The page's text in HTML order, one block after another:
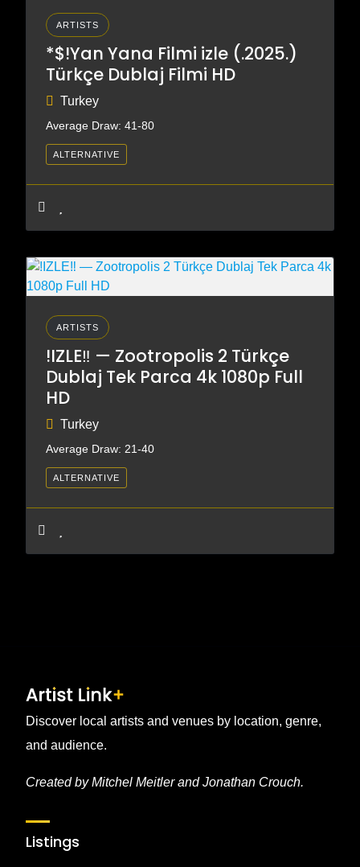
ARTISTS
*$!Yan Yana Filmi izle (.2025.)
Türkçe Dublaj Filmi HD
Turkey
Average Draw: 41-80
ALTERNATIVE
ARTISTS
!IZLE‼️ — Zootropolis 2 Türkçe
Dublaj Tek Parca 4k 1080p Full
HD
Turkey
Average Draw: 21-40
ALTERNATIVE
Discover local artists and venues by location, genre,
and audience.
Created by Mitchel Meitler and Jonathan Crouch.
Listings